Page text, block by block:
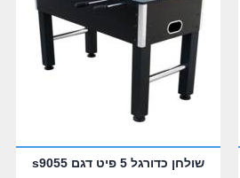
שולחן כדורגל 5 פיט דגם s9055